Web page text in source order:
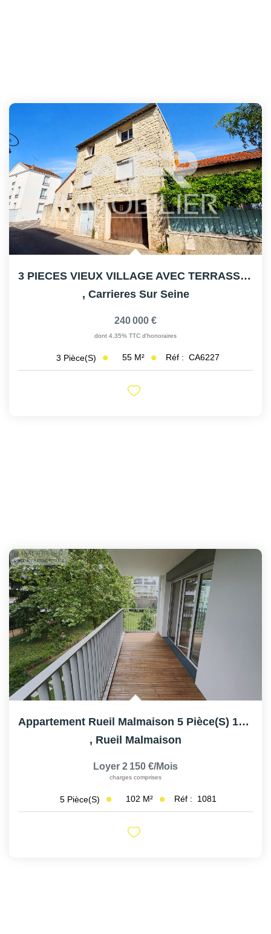
3 PIECES VIEUX VILLAGE AVEC TERRASSE ET BOX
, Carrieres Sur Seine
240 000 €
dont 4,35% TTC d'honoraires
3 Pièce(s) 55 M² Réf : CA6227
Appartement Rueil Malmaison 5 Pièce(s) 102 M2
, Rueil Malmaison
Loyer 2 150 €/mois
charges comprises
5 Pièce(s) 102 M² Réf : 1081